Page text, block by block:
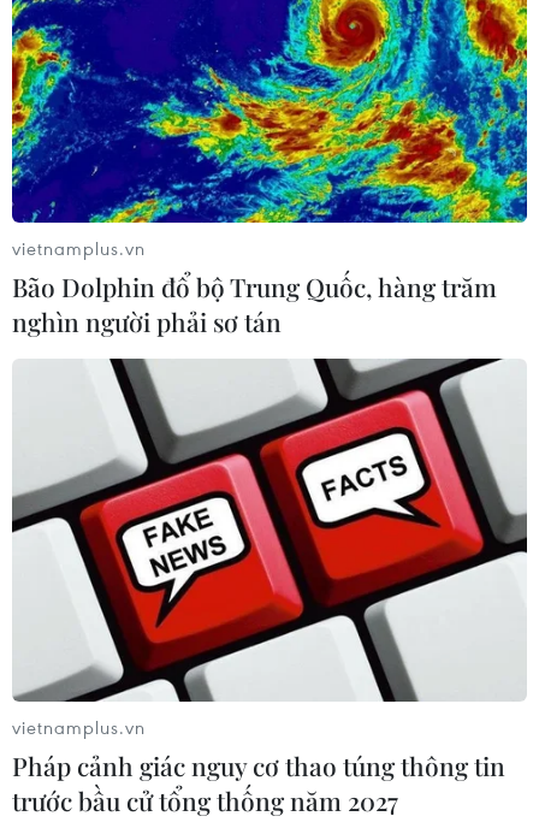
vietnamplus.vn
Bão Dolphin đổ bộ Trung Quốc, hàng trăm
nghìn người phải sơ tán
vietnamplus.vn
Pháp cảnh giác nguy cơ thao túng thông tin
trước bầu cử tổng thống năm 2027